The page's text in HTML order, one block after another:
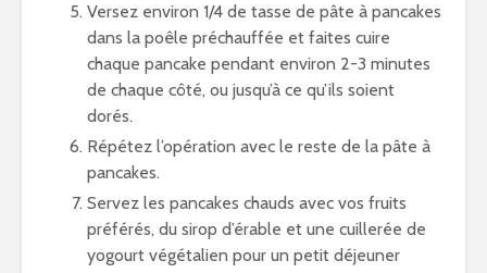
Versez environ 1/4 de tasse de pâte à pancakes
dans la poêle préchauffée et faites cuire
chaque pancake pendant environ 2-3 minutes
de chaque côté, ou jusqu’à ce qu’ils soient
dorés.
Répétez l’opération avec le reste de la pâte à
pancakes.
Servez les pancakes chauds avec vos fruits
préférés, du sirop d’érable et une cuillerée de
yogourt végétalien pour un petit déjeuner